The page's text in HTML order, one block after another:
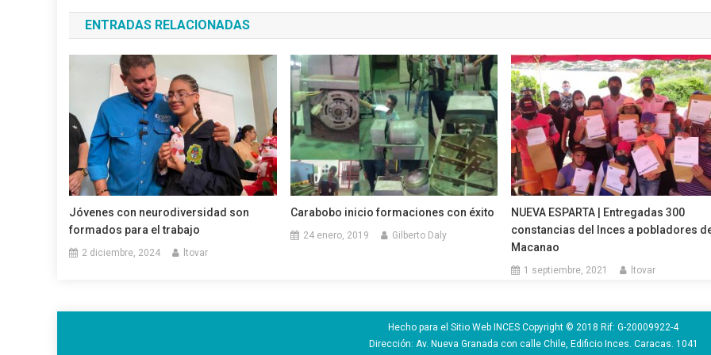
de
entradas
ENTRADAS RELACIONADAS
Jóvenes con neurodiversidad son
formados para el trabajo
2 diciembre, 2024 ltovar
Carabobo inicio formaciones con éxito
24 enero, 2019 Gilberto Daly
NUEVA ESPARTA | Entregadas 300
constancias del Inces a pobladores
Macanao
1 septiembre, 2021 ltovar
Hecho para el Sitio Web INCES Copyright © 2018 Rif: G-20009922-4
Dirección: Av. Nueva Granada con calle Chile, Edificio Inces. Caracas. 1041